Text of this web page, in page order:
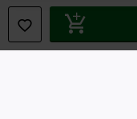
Configuración Cookies
Cancelar pedido